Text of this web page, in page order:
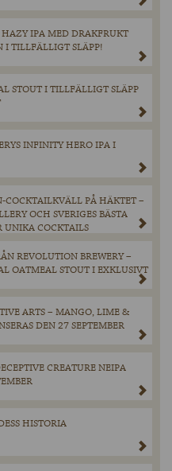
IPA MED DRAKFRUKT
I TILLFÄLLIGT SLÄPP!
STOUT I TILLFÄLLIGT SLÄPP
INFINITY HERO IPA I
COCKTAILKVÄLL PÅ HÄKTET –
OCH SVERIGES BÄSTA
UNIKA COCKTAILS
REVOLUTION BREWERY –
OATMEAL STOUT I EXKLUSIVT
ARTS – MANGO, LIME &
DEN 27 SEPTEMBER
CREATURE NEIPA
HISTORIA